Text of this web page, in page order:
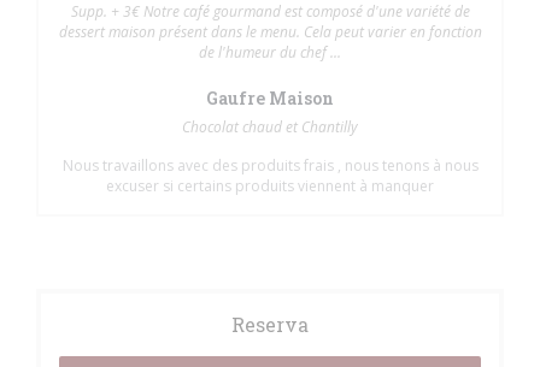
Supp. + 3€ Notre café gourmand est composé d'une variété de
dessert maison présent dans le menu. Cela peut varier en fonction
de l'humeur du chef ...
Gaufre Maison
Chocolat chaud et Chantilly
Nous travaillons avec des produits frais , nous tenons à nous
excuser si certains produits viennent à manquer
Reserva